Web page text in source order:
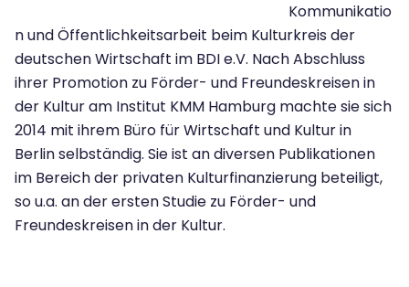
Kommunikatio
n und Öffentlichkeitsarbeit beim Kulturkreis der
deutschen Wirtschaft im BDI e.V. Nach Abschluss
ihrer Promotion zu Förder- und Freundeskreisen in
der Kultur am Institut KMM Hamburg machte sie sich
2014 mit ihrem Büro für Wirtschaft und Kultur in
Berlin selbständig. Sie ist an diversen Publikationen
im Bereich der privaten Kulturfinanzierung beteiligt,
so u.a. an der ersten Studie zu Förder- und
Freundeskreisen in der Kultur.